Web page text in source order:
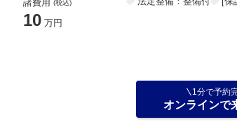
諸費用 (税込)
10 万円
1分で予約
オンラインで